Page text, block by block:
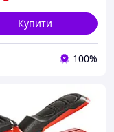
Купити
100%